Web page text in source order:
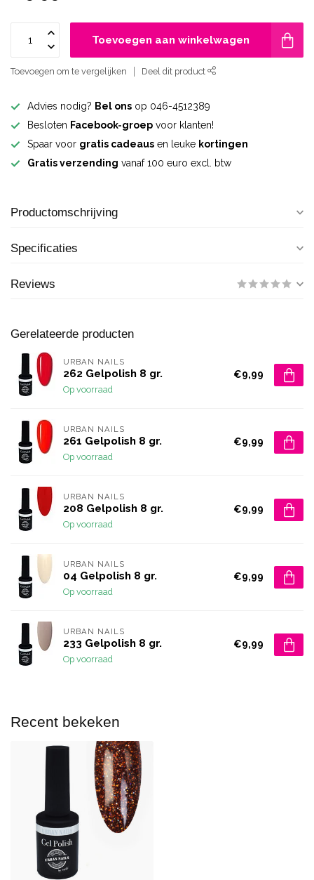
Toevoegen aan winkelwagen
Toevoegen om te vergelijken Deel dit product
Advies nodig? Bel ons op 046-4512389
Besloten Facebook-groep voor klanten!
Spaar voor gratis cadeaus en leuke kortingen
Gratis verzending vanaf 100 euro excl. btw
Productomschrijving
Specificaties
Reviews
Gerelateerde producten
URBAN NAILS
262 Gelpolish 8 gr.
Op voorraad
€9,99
URBAN NAILS
261 Gelpolish 8 gr.
Op voorraad
€9,99
URBAN NAILS
208 Gelpolish 8 gr.
Op voorraad
€9,99
URBAN NAILS
04 Gelpolish 8 gr.
Op voorraad
€9,99
URBAN NAILS
233 Gelpolish 8 gr.
Op voorraad
€9,99
Recent bekeken